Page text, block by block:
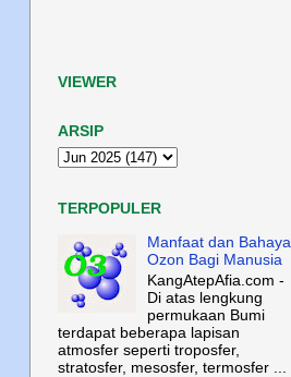
VIEWER
ARSIP
TERPOPULER
Manfaat dan Bahaya
Ozon Bagi Manusia
KangAtepAfia.com -
Di atas lengkung
permukaan Bumi
terdapat beberapa lapisan
atmosfer seperti troposfer,
stratosfer, mesosfer, termosfer ...